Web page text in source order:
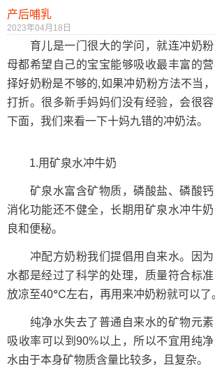
产后哺乳
2023年04月18日
育儿是一门很大的学问，就连冲奶粉
母都希望自己的宝宝能够吸收最丰富的
择好奶粉是不够的,如果冲奶粉方法不当
打折。很多新手妈妈们没有经验，会很容
下面，我们来看一下十妈九错的冲奶法。
1.用矿泉水冲牛奶
矿泉水富含矿物质，磷酸盐、磷酸钙
消化功能还不健全，长期用矿泉水冲牛
良和便秘。
冲配方奶粉我们提倡用自来水。因为
水都是经过了科学的处理，质量符合标准
放凉至40℃左右，再用来冲奶粉就可以了
纯净水失去了普通自来水的矿物元素
吸收率可以到90%以上，所以不宜用纯
水由于本身矿物质含量比较多，且复杂。